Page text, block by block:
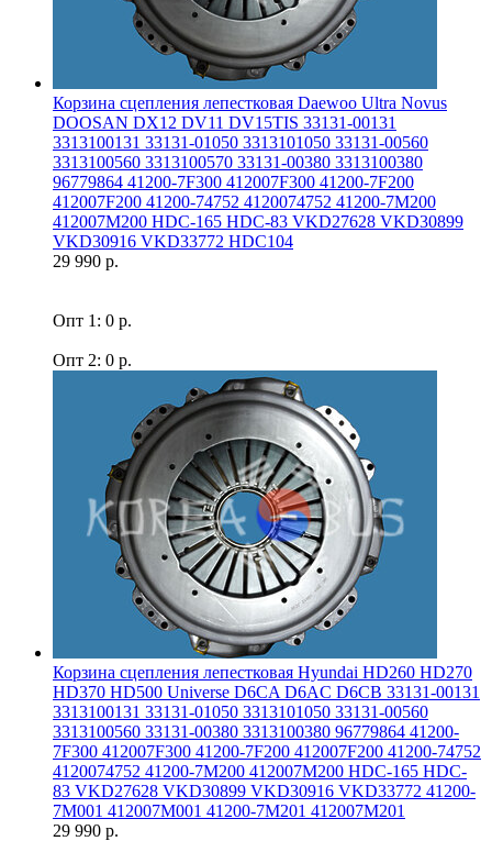
Корзина сцепления лепестковая Daewoo Ultra Novus
DOOSAN DX12 DV11 DV15TIS 33131-00131
3313100131 33131-01050 3313101050 33131-00560
3313100560 3313100570 33131-00380 3313100380
96779864 41200-7F300 412007F300 41200-7F200
412007F200 41200-74752 4120074752 41200-7M200
412007M200 HDC-165 HDC-83 VKD27628 VKD30899
VKD30916 VKD33772 HDC104
29 990 р.
Опт 1: 0 р.
Опт 2: 0 р.
Корзина сцепления лепестковая Hyundai HD260 HD270
HD370 HD500 Universe D6CA D6AC D6CB 33131-00131
3313100131 33131-01050 3313101050 33131-00560
3313100560 33131-00380 3313100380 96779864 41200-
7F300 412007F300 41200-7F200 412007F200 41200-74752
4120074752 41200-7M200 412007M200 HDC-165 HDC-
83 VKD27628 VKD30899 VKD30916 VKD33772 41200-
7M001 412007M001 41200-7M201 412007M201
29 990 р.